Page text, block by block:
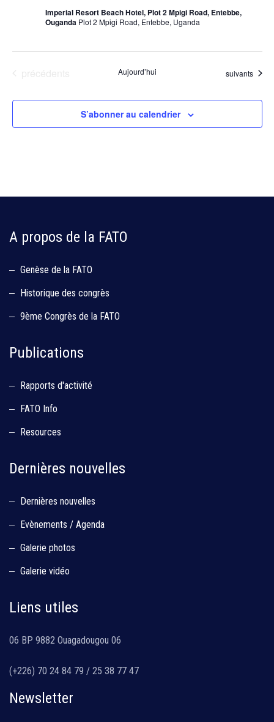
Imperial Resort Beach Hotel, Plot 2 Mpigi Road, Entebbe,
Ouganda Plot 2 Mpigi Road, Entebbe, Uganda
Aujourd’hui Évènements
suivants
S’abonner au calendrier
A propos de la FATO
Genèse de la FATO
Historique des congrès
9ème Congrès de la FATO
Publications
Rapports d'activité
FATO Info
Resources
Dernières nouvelles
Dernières nouvelles
Evènements / Agenda
Galerie photos
Galerie vidéo
Liens utiles
06 BP 9882 Ouagadougou 06
(+226) 70 24 84 79 / 25 38 77 47
Newsletter